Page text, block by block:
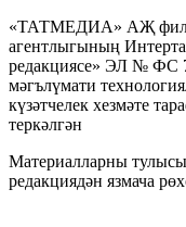
«ТАТМЕДИА» АҖ
агентлыгының
редакциясе» ЭЛ № ФС
мәгълүмати
күзәтчелек хезмәте
теркәлгән
Материалларны
редакциядән язмача